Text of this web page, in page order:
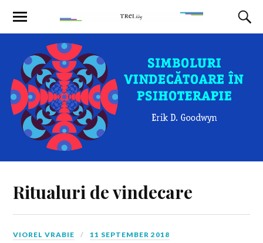
Ritualuri de vindecare
VIOREL VRABIE 11 SEPTEMBER 2018